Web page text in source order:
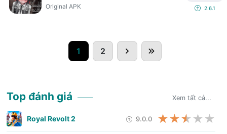
Original APK 2.6.1
1 2
Top đánh giá Xem tất cả...
Royal Revolt 2 9.0.0